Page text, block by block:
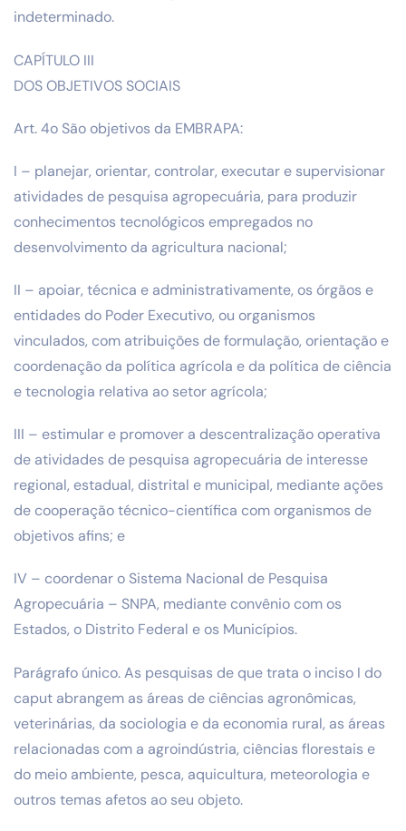
indeterminado.
CAPÍTULO III
DOS OBJETIVOS SOCIAIS
Art. 4o São objetivos da EMBRAPA:
I – planejar, orientar, controlar, executar e supervisionar
atividades de pesquisa agropecuária, para produzir
conhecimentos tecnológicos empregados no
desenvolvimento da agricultura nacional;
II – apoiar, técnica e administrativamente, os órgãos e
entidades do Poder Executivo, ou organismos
vinculados, com atribuições de formulação, orientação e
coordenação da política agrícola e da política de ciência
e tecnologia relativa ao setor agrícola;
III – estimular e promover a descentralização operativa
de atividades de pesquisa agropecuária de interesse
regional, estadual, distrital e municipal, mediante ações
de cooperação técnico-científica com organismos de
objetivos afins; e
IV – coordenar o Sistema Nacional de Pesquisa
Agropecuária – SNPA, mediante convênio com os
Estados, o Distrito Federal e os Municípios.
Parágrafo único. As pesquisas de que trata o inciso I do
caput abrangem as áreas de ciências agronômicas,
veterinárias, da sociologia e da economia rural, as áreas
relacionadas com a agroindústria, ciências florestais e
do meio ambiente, pesca, aquicultura, meteorologia e
outros temas afetos ao seu objeto.